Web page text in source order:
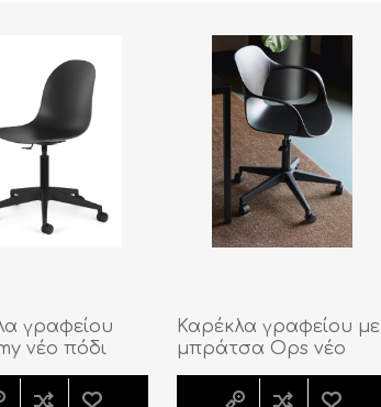
γραφείου
νέο πόδι
Καρέκλα γραφείου με
μπράτσα Ops νέο
πόδι